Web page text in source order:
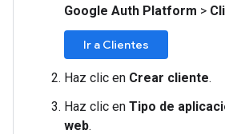
Google Auth Platform >
Ir a Clientes
Haz clic en Crear cliente.
Haz clic en Tipo de
web.